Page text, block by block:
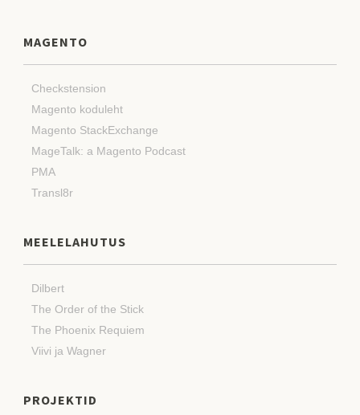
MAGENTO
Checkstension
Magento koduleht
Magento StackExchange
MageTalk: a Magento Podcast
PMA
Transl8r
MEELELAHUTUS
Dilbert
The Order of the Stick
The Phoenix Requiem
Viivi ja Wagner
PROJEKTID